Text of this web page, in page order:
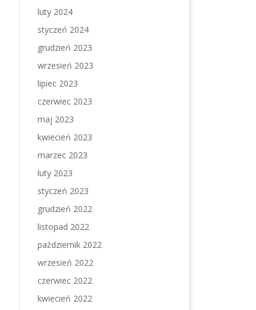
luty 2024
styczeń 2024
grudzień 2023
wrzesień 2023
lipiec 2023
czerwiec 2023
maj 2023
kwiecień 2023
marzec 2023
luty 2023
styczeń 2023
grudzień 2022
listopad 2022
październik 2022
wrzesień 2022
czerwiec 2022
kwiecień 2022